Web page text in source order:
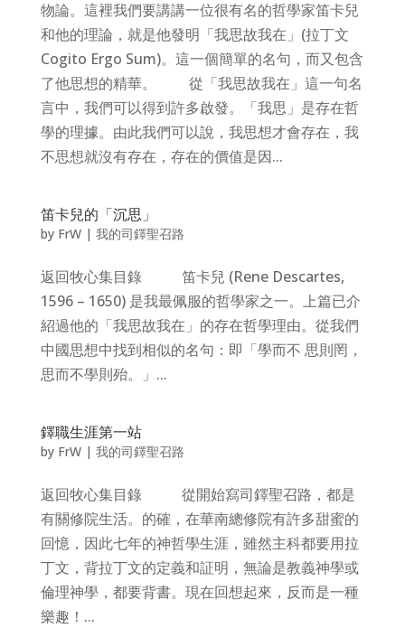
物論。這裡我們要講講一位很有名的哲學家笛卡兒
和他的理論，就是他發明「我思故我在」(拉丁文
Cogito Ergo Sum)。這一個簡單的名句，而又包含
了他思想的精華。 從「我思故我在」這一句名
言中，我們可以得到許多啟發。「我思」是存在哲
學的理據。由此我們可以說，我思想才會存在，我
不思想就沒有存在，存在的價值是因...
笛卡兒的「沉思」
by FrW| 我的司鐸聖召路
返回牧心集目錄 笛卡兒 (Rene Descartes,
1596 – 1650) 是我最佩服的哲學家之一。上篇已介
紹過他的「我思故我在」的存在哲學理由。從我們
中國思想中找到相似的名句：即「學而不 思則罔，
思而不學則殆。」...
鐸職生涯第一站
by FrW| 我的司鐸聖召路
返回牧心集目錄 從開始寫司鐸聖召路，都是
有關修院生活。的確，在華南總修院有許多甜蜜的
回憶，因此七年的神哲學生涯，雖然主科都要用拉
丁文，背拉丁文的定義和証明，無論是教義神學或
倫理神學，都要背書。現在回想起來，反而是一種
樂趣！...